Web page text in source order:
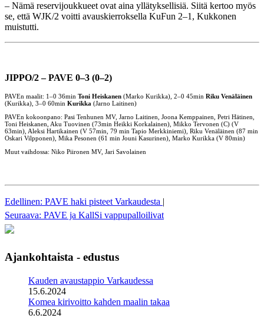
– Nämä reservijoukkueet ovat aina yllätyksellisiä. Siitä kertoo myös
se, että WJK/2 voitti avauskierroksella KuFun 2–1, Kukkonen
muistutti.
JIPPO/2 – PAVE 0–3 (0–2)
PAVEn maalit: 1–0 36min Toni Heiskanen (Marko Kurikka), 2–0 45min Riku Venäläinen
(Kurikka), 3–0 60min Kurikka (Jarno Laitinen)
PAVEn kokoonpano: Pasi Tenhunen MV, Jarno Laitinen, Joona Kemppainen, Petri Hätinen,
Toni Heiskanen, Aku Tuovinen (73min Heikki Korkalainen), Mikko Tervonen (C) (V
63min), Aleksi Hartikainen (V 57min, 79 min Tapio Merkkiniemi), Riku Venäläinen (87 min
Oskari Vilpponen), Mika Pesonen (61 min Jouni Kasurinen), Marko Kurikka (V 80min)
Muut vaihdossa: Niko Piironen MV, Jari Savolainen
Edellinen: PAVE haki pisteet Varkaudesta |
Seuraava: PAVE ja KallSi vappupalloilivat
Ajankohtaista - edustus
Kauden avaustappio Varkaudessa
15.6.2024
Komea kirivoitto kahden maalin takaa
6.6.2024